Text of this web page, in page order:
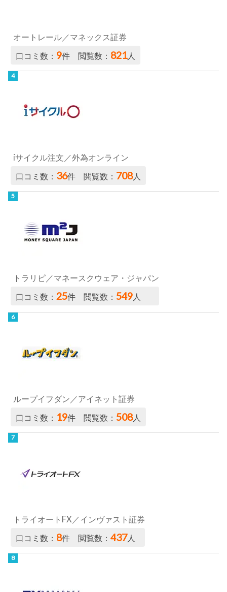
オートレール／マネックス証券
口コミ数： 9件 閲覧数： 821人
iサイクル注文／外為オンライン
口コミ数： 36件 閲覧数： 708人
トラリピ／マネースクウェア・ジャパン
口コミ数：25件 閲覧数：549人
ループイフダン／アイネット証券
口コミ数： 19件 閲覧数：508人
トライオートFX／インヴァスト証券
口コミ数： 8件 閲覧数：437人